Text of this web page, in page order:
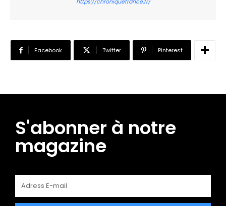
Facebook Twitter Pinterest
S'abonner à notre
magazine